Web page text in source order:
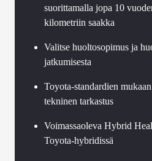
suorittamalla jopa 10
kilometriin saakka
Valitse huoltosopimus ja
jatkumisesta
Toyota-standardien
tekninen tarkastus
Voimassaoleva Hybrid
Toyota-hybridissä